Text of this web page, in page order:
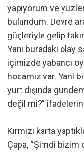
yapıyorum ve
bulundum. Devre
güçleriyle gelip
Yani buradaki olay
içimizde yabancı
hocamız var. Yani
yurt dışında
değil mi?”
Kırmızı karta
Çapa, “Şimdi bizim